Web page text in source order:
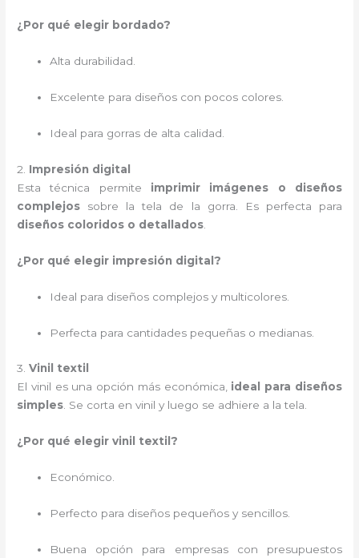
¿Por qué elegir bordado?
Alta durabilidad.
Excelente para diseños con pocos colores.
Ideal para gorras de alta calidad.
2. Impresión digital
Esta técnica permite imprimir imágenes o diseños
complejos sobre la tela de la gorra. Es perfecta para
diseños coloridos o detallados
¿Por qué elegir impresión digital?
Ideal para diseños complejos y multicolores.
Perfecta para cantidades pequeñas o medianas.
3.Vinil textil
El vinil es una opción más económica, ideal para diseños
simples. Se corta en vinil y luego se adhiere a la tela.
¿Por qué elegir vinil textil?
Económico.
Perfecto para diseños pequeños y sencillos.
Buena opción para empresas con presupuestos